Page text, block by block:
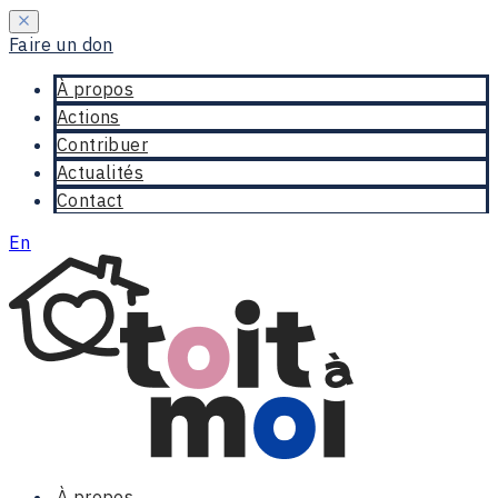
Faire un don
À propos
Actions
Contribuer
Actualités
Contact
En